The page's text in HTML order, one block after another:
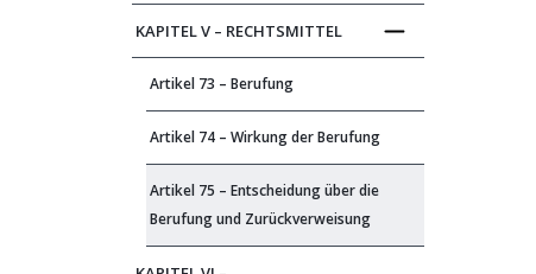
KAPITEL V – RECHTSMITTEL
Artikel 73 – Berufung
Artikel 74 – Wirkung der Berufung
Artikel 75 – Entscheidung über die
Berufung und Zurückverweisung